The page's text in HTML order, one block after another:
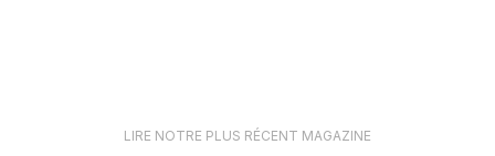
LIRE NOTRE PLUS RÉCENT MAGAZINE